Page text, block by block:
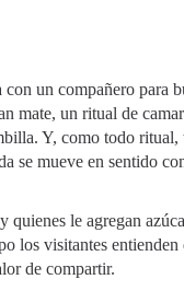
un compañero para
mate, un ritual de
Y, como todo ritual,
se mueve en sentido
le agregan
los visitantes
de compartir.